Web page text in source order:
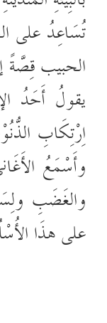
تُسَاعِدُ على
الحبيب قِصَّةً
يقولُ أَحَدُ
اِرْتِكَابِ
وأَسْمَعُ
والغَضَبِ
على هذَا